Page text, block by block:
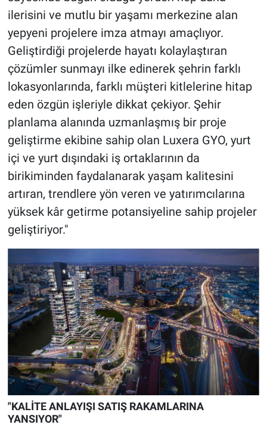
ilerisini ve mutlu bir yaşamı merkezine alan
yepyeni projelere imza atmayı amaçlıyor.
Geliştirdiği projelerde hayatı kolaylaştıran
çözümler sunmayı ilke edinerek şehrin farklı
lokasyonlarında, farklı müşteri kitlelerine hitap
eden özgün işleriyle dikkat çekiyor. Şehir
planlama alanında uzmanlaşmış bir proje
geliştirme ekibine sahip olan Luxera GYO, yurt
içi ve yurt dışındaki iş ortaklarının da
birikiminden faydalanarak yaşam kalitesini
artıran, trendlere yön veren ve yatırımcılarına
yüksek kâr getirme potansiyeline sahip projeler
geliştiriyor."
"KALİTE ANLAYIŞI SATIŞ RAKAMLARINA
YANSIYOR"